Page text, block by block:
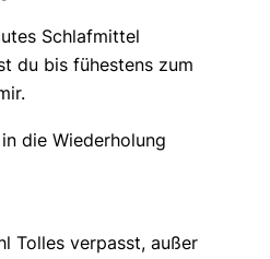
Schlafmittel
du bis fühestens zum
die Wiederholung
Tolles verpasst, außer